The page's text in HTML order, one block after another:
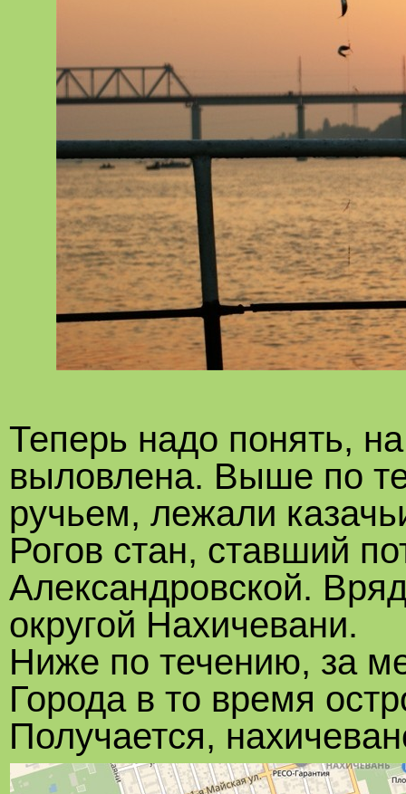
Теперь надо понять,
выловлена. Выше по
ручьем, лежали
Рогов стан, ставший
Александровской.
округой Нахичевани.
Ниже по течению, за
Города в то время
Получается,